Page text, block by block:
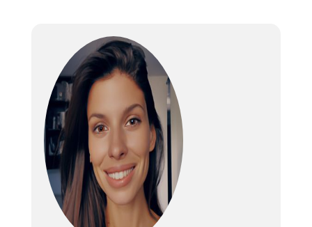
combinés possède une
interface simplifiée,
très facile à utiliser,
qui comprend un
interrupteur
marche/arrêt, un pavé
monotouche pour
changer de
configuration laser et
un mode « cellule de
réception » actif en
permanence.